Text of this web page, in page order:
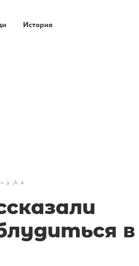
История
a A
в